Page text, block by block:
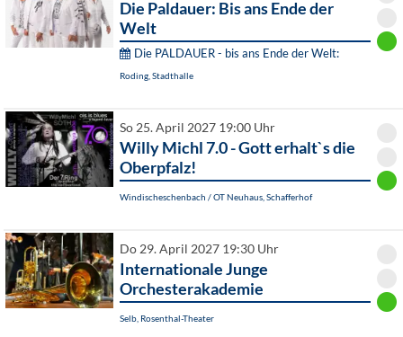
Die Paldauer: Bis ans Ende der
Welt
Die PALDAUER - bis ans Ende der Welt:
Roding, Stadthalle
So 25. April 2027 19:00 Uhr
Willy Michl 7.0 - Gott erhalt`s die
Oberpfalz!
Windischeschenbach / OT Neuhaus, Schafferhof
Do 29. April 2027 19:30 Uhr
Internationale Junge
Orchesterakademie
Selb, Rosenthal-Theater